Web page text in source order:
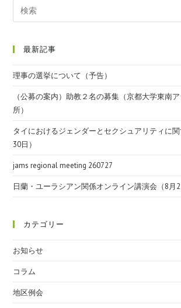
最新記事
理事の選挙について（予告）
（公募の案内）助教２名の募集（京都大学東南
所）
タイにおけるジェンダーとセクシュアリティに
30日）
jams regional meeting 260727
日蘭・ユーラシアン関係オンライン講演会（8月
カテゴリー
お知らせ
コラム
地区例会